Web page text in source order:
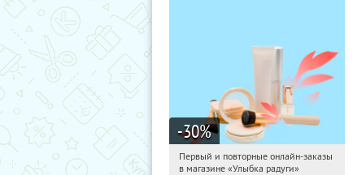
-30%
06:44:05 Получили:2
Первый и повторные онлайн-заказы
в магазине «Улыбка радуги»